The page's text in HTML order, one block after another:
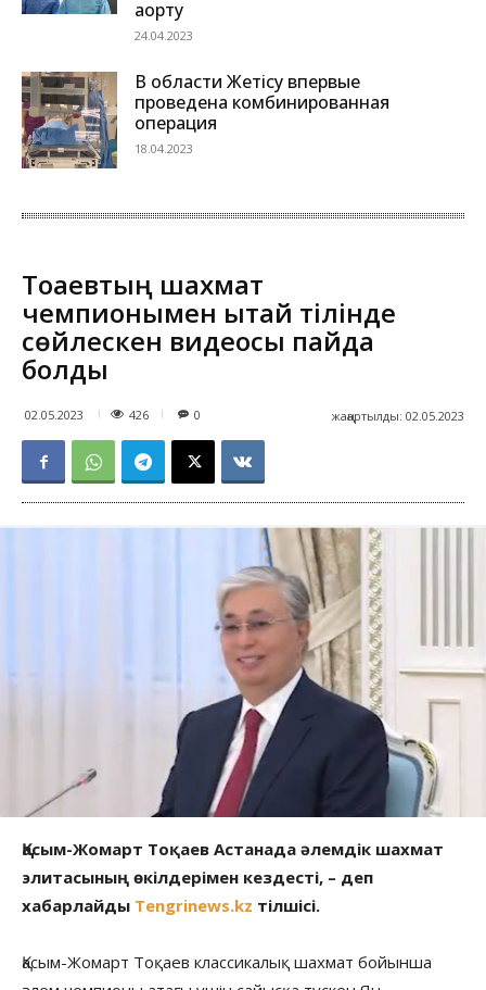
аорту
24.04.2023
В области Жетісу впервые
проведена комбинированная
операция
18.04.2023